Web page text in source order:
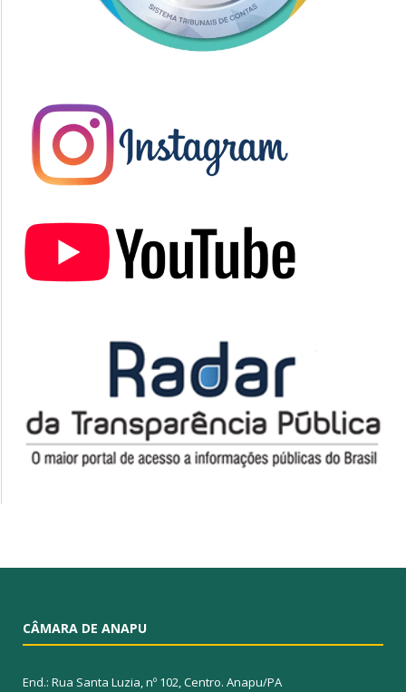
CÂMARA DE ANAPU
End.: Rua Santa Luzia, nº 102, Centro. Anapu/PA